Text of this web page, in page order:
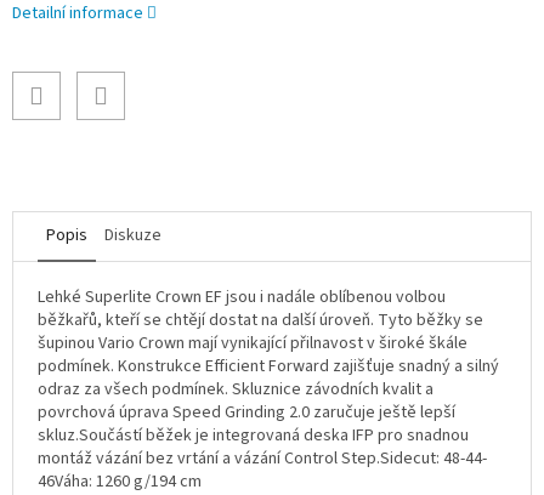
Detailní informace
Popis Diskuze
Lehké Superlite Crown EF jsou i nadále oblíbenou volbou
běžkařů, kteří se chtějí dostat na další úroveň. Tyto běžky se
šupinou Vario Crown mají vynikající přilnavost v široké škále
podmínek. Konstrukce Efficient Forward zajišťuje snadný a silný
odraz za všech podmínek. Skluznice závodních kvalit a
povrchová úprava Speed Grinding 2.0 zaručuje ještě lepší
skluz.Součástí běžek je integrovaná deska IFP pro snadnou
montáž vázání bez vrtání a vázání Control Step.Sidecut: 48-44-
46Váha: 1260 g/194 cm